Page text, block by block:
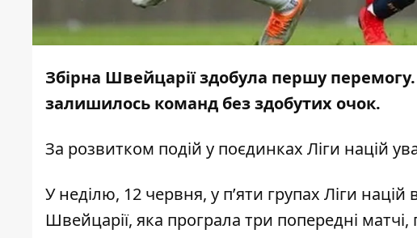
Збірна Швейцарії здобула першу перемогу.
залишилось команд без здобутих очок.
За розвитком подій у поєдинках Ліги націй
У неділю, 12 червня, у п’яти групах Ліги
Швейцарії, яка програла три попередні